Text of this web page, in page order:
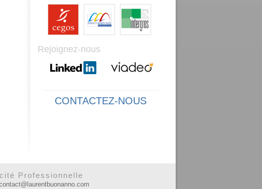
Rejoignez-nous
CONTACTEZ-NOUS
Professionnelle